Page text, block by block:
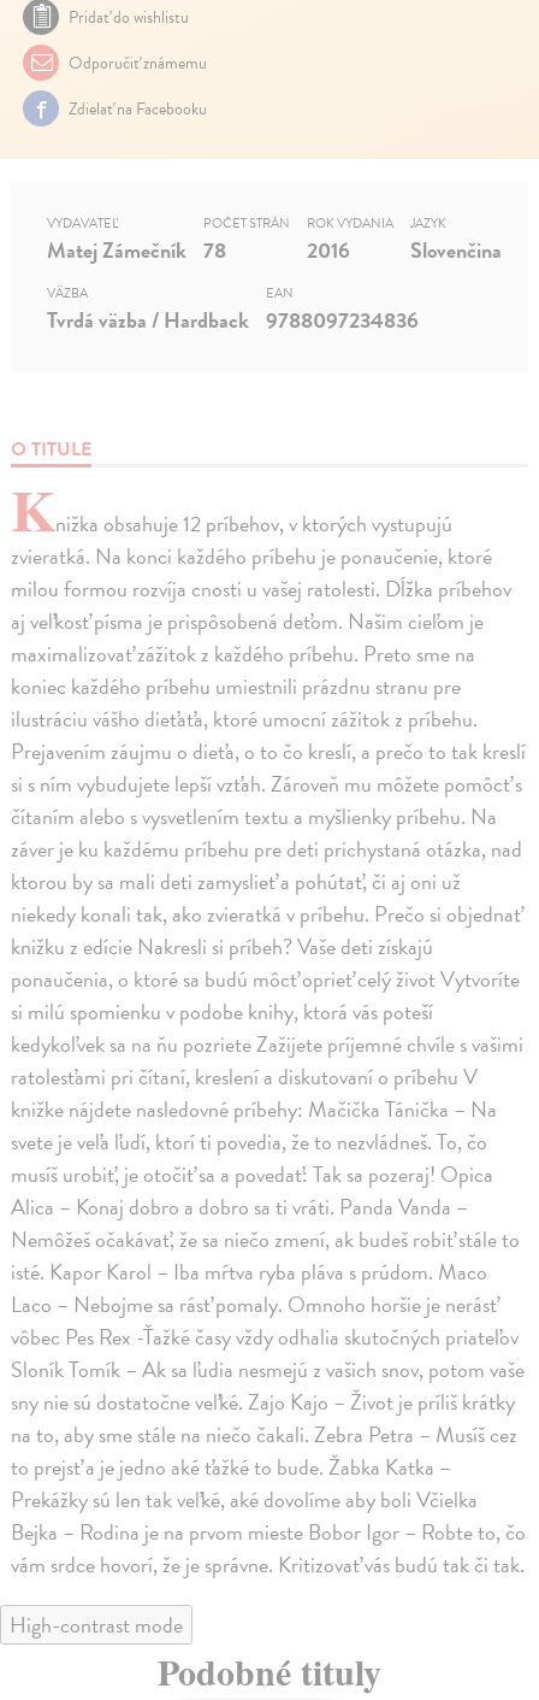
Pridať do wishlistu
Odporučiť známemu
Zdielať na Facebooku
O TITULE
Knižka obsahuje 12 príbehov, v ktorých vystupujú
zvieratká. Na konci každého príbehu je ponaučenie, ktoré
milou formou rozvíja cnosti u vašej ratolesti. Dĺžka príbehov
aj veľkosť písma je prispôsobená deťom. Našim cieľom je
maximalizovať zážitok z každého príbehu. Preto sme na
koniec každého príbehu umiestnili prázdnu stranu pre
ilustráciu vášho dieťaťa, ktoré umocní zážitok z príbehu.
Prejavením záujmu o dieťa, o to čo kreslí, a prečo to tak kreslí
si s ním vybudujete lepší vzťah. Zároveň mu môžete pomôcť s
čítaním alebo s vysvetlením textu a myšlienky príbehu. Na
záver je ku každému príbehu pre deti prichystaná otázka, nad
ktorou by sa mali deti zamyslieť a pohútať, či aj oni už
niekedy konali tak, ako zvieratká v príbehu. Prečo si objednať
knižku z edície Nakresli si príbeh? Vaše deti získajú
ponaučenia, o ktoré sa budú môcť oprieť celý život Vytvoríte
si milú spomienku v podobe knihy, ktorá vás poteší
kedykoľvek sa na ňu pozriete Zažijete príjemné chvíle s vašimi
ratolesťami pri čítaní, kreslení a diskutovaní o príbehu V
knižke nájdete nasledovné príbehy: Mačička Tánička – Na
svete je veľa ľudí, ktorí ti povedia, že to nezvládneš. To, čo
musíš urobiť, je otočiť sa a povedať: Tak sa pozeraj! Opica
Alica – Konaj dobro a dobro sa ti vráti. Panda Vanda –
Nemôžeš očakávať, že sa niečo zmení, ak budeš robiť stále to
isté. Kapor Karol – Iba mŕtva ryba pláva s prúdom. Maco
Laco – Nebojme sa rásť pomaly. Omnoho horšie je nerásť
vôbec Pes Rex -Ťažké časy vždy odhalia skutočných priateľov
Sloník Tomík – Ak sa ľudia nesmejú z vašich snov, potom vaše
sny nie sú dostatočne veľké. Zajo Kajo – Život je príliš krátky
na to, aby sme stále na niečo čakali. Zebra Petra – Musíš cez
to prejsť a je jedno aké ťažké to bude. Žabka Katka –
Prekážky sú len tak veľké, aké dovolíme aby boli Včielka
Bejka – Rodina je na prvom mieste Bobor Igor – Robte to, čo
vám srdce hovorí, že je správne. Kritizovať vás budú tak či tak.
VYDAVATEĽ
Matej Zámečník
POČET STRÁN
78
ROK VYDANIA
2016
JAZYK
Slovenčina
VÄZBA
Tvrdá väzba / Hardback
EAN
9788097234836
High-contrast mode
Podobné tituly